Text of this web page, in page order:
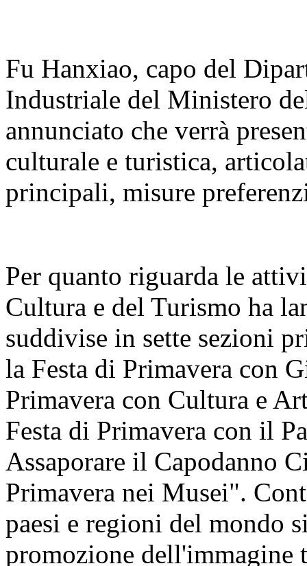
Fu Hanxiao, capo del
Industriale del Ministero
annunciato che verrà
culturale e turistica,
principali, misure
Per quanto riguarda le
Cultura e del Turismo ha
suddivise in sette sezioni
la Festa di Primavera con
Primavera con Cultura e
Festa di Primavera con il
Assaporare il Capodanno
Primavera nei Musei".
paesi e regioni del mondo
promozione dell'immagine